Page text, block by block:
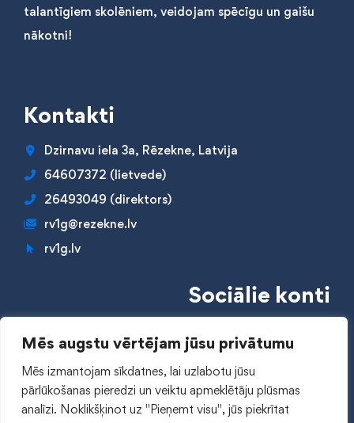
Mēs augstu vērtējam jūsu privātumu
Mēs izmantojam sīkdatnes, lai uzlabotu jūsu
pārlūkošanas pieredzi un veiktu apmeklētāju plūsmas
analīzi. Noklikšķinot uz "Pieņemt visu", jūs piekrītat
talantīgiem skolēniem, veidojam spēcīgu un gaišu
nākotni!
Kontakti
Dzirnavu iela 3a, Rēzekne, Latvija
64607372 (lietvede)
26493049 (direktors)
rv1g@rezekne.lv
rv1g.lv
Sociālie konti
Piekļūstamības paziņojums